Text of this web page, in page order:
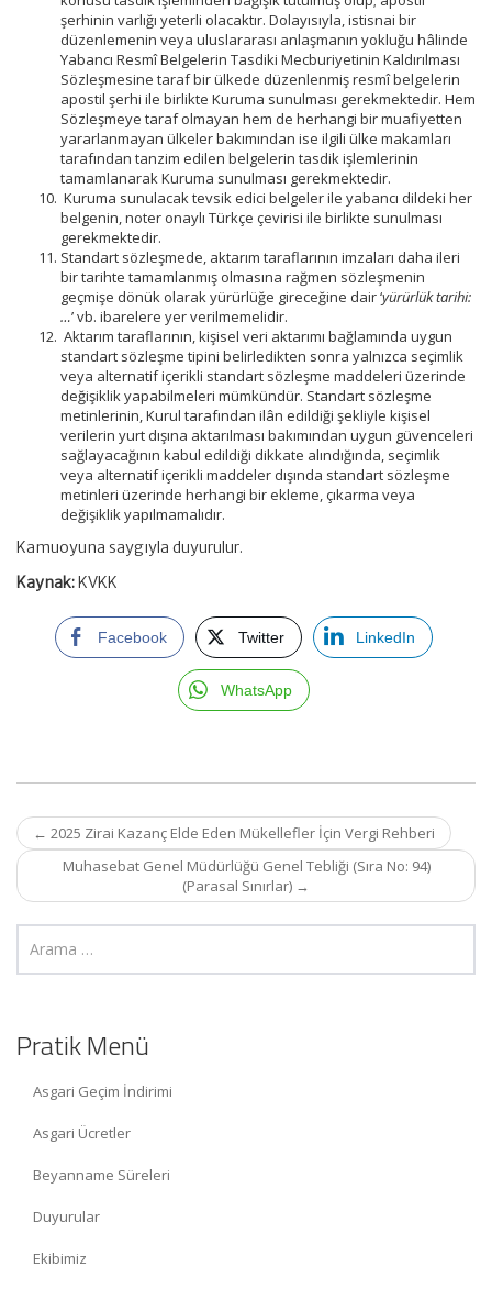
şerhinin varlığı yeterli olacaktır. Dolayısıyla, istisnai bir
düzenlemenin veya uluslararası anlaşmanın yokluğu hâlinde
Yabancı Resmî Belgelerin Tasdiki Mecburiyetinin Kaldırılması
Sözleşmesine taraf bir ülkede düzenlenmiş resmî belgelerin
apostil şerhi ile birlikte Kuruma sunulması gerekmektedir. Hem
Sözleşmeye taraf olmayan hem de herhangi bir muafiyetten
yararlanmayan ülkeler bakımından ise ilgili ülke makamları
tarafından tanzim edilen belgelerin tasdik işlemlerinin
tamamlanarak Kuruma sunulması gerekmektedir.
Kuruma sunulacak tevsik edici belgeler ile yabancı dildeki her
belgenin, noter onaylı Türkçe çevirisi ile birlikte sunulması
gerekmektedir.
Standart sözleşmede, aktarım taraflarının imzaları daha ileri
bir tarihte tamamlanmış olmasına rağmen sözleşmenin
geçmişe dönük olarak yürürlüğe gireceğine dair ‘yürürlük tarihi:
…’ vb. ibarelere yer verilmemelidir.
Aktarım taraflarının, kişisel veri aktarımı bağlamında uygun
standart sözleşme tipini belirledikten sonra yalnızca seçimlik
veya alternatif içerikli standart sözleşme maddeleri üzerinde
değişiklik yapabilmeleri mümkündür. Standart sözleşme
metinlerinin, Kurul tarafından ilân edildiği şekliyle kişisel
verilerin yurt dışına aktarılması bakımından uygun güvenceleri
sağlayacağının kabul edildiği dikkate alındığında, seçimlik
veya alternatif içerikli maddeler dışında standart sözleşme
metinleri üzerinde herhangi bir ekleme, çıkarma veya
değişiklik yapılmamalıdır.
Kamuoyuna saygıyla duyurulur.
Kaynak:KVKK
Facebook Twitter LinkedIn
WhatsApp
Post
navigation
← 2025 Zirai Kazanç Elde Eden Mükellefler İçin Vergi Rehberi
Muhasebat Genel Müdürlüğü Genel Tebliği (Sıra No: 94)
(Parasal Sınırlar) →
Pratik Menü
Asgari Geçim İndirimi
Asgari Ücretler
Beyanname Süreleri
Duyurular
Ekibimiz